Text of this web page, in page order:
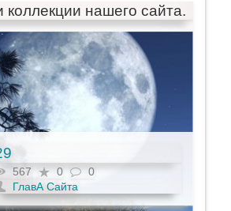
нашего сайта.
567 0
0
ГлавА Сайта